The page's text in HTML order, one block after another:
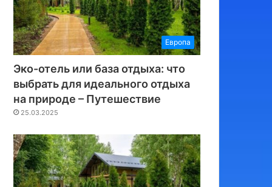
Европа
Эко-отель или база отдыха: что
выбрать для идеального отдыха
на природе – Путешествие
25.03.2025